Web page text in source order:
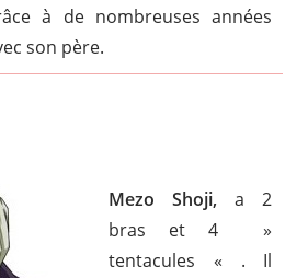
à de nombreuses années
son père.
Mezo Shoji,a 2
bras et 4 »
tentacules « . Il